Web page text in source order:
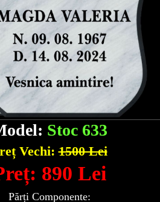
Stoc 633
Vechi:1500 Lei
890 Lei
Părți Componente: